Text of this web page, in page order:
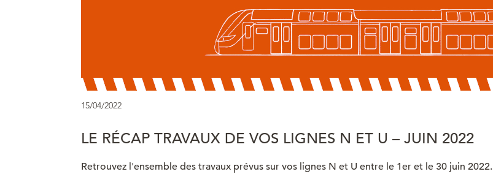
15/04/2022
LE RÉCAP TRAVAUX DE VOS LIGNES N ET U – JUIN 2022
Retrouvez l'ensemble des travaux prévus sur vos lignes N et U entre le 1er et le 30 juin 2022.